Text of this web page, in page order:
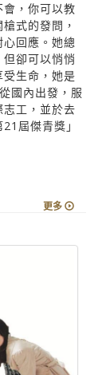
會，你可以教
式的發問，
回應。她總
卻可以悄悄
生命，她是
國內出發，服
工，並於去
屆傑青獎」
更多